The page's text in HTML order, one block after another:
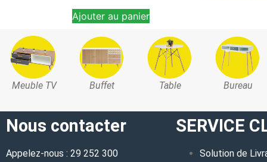
Ajouter au panier
Meuble TV Buffet Table Bureau
Nous contacter
Appelez-nous : 29 252 300
SERVICE
Solution de